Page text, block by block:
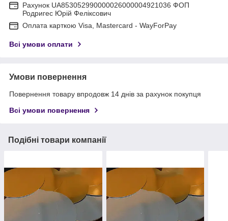
Рахунок UA853052990000026000004921036 ФОП
Родригес Юрій Феліксович
Оплата карткою Visa, Mastercard - WayForPay
Всі умови оплати
Умови повернення
Повернення товару впродовж 14 днів за рахунок покупця
Всі умови повернення
Подібні товари компанії